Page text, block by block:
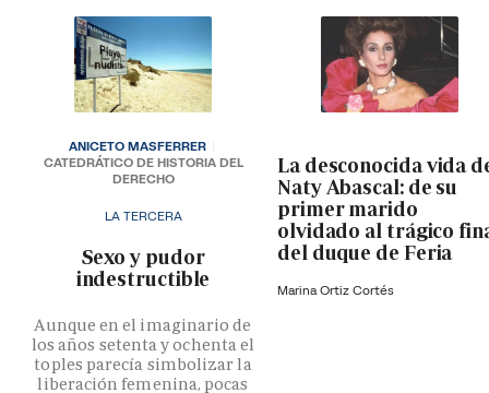
LA TERCERA
­Sexo y pudor
indestructible
Aunque en el imaginario de
los años setenta y ochenta el
toples parecía simbolizar la
liberación femenina, pocas
ANICETO MASFERRER
CATEDRÁTICO DE HISTORIA DEL
DERECHO
La desconocida vida
Naty Abascal: de su
primer marido
olvidado al trágico
del duque de Feria
Marina Ortiz Cortés